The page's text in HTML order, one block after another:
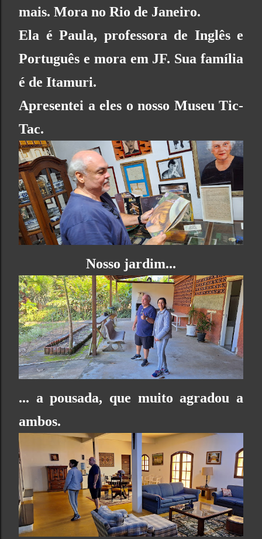
mais. Mora no Rio de Janeiro.
Ela é Paula, professora de Inglês e
Português e mora em JF. Sua família
é de Itamuri.
Apresentei a eles o nosso Museu Tic-
Tac.
Nosso jardim...
... a pousada, que muito agradou a
ambos.